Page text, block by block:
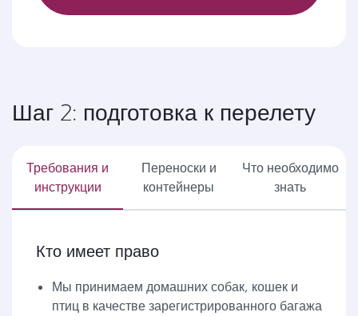
Шаг 2: подготовка к перелету
Требования и
инструкции
Переноски и
контейнеры
Что необходимо
знать
Кто имеет право
Мы принимаем домашних собак, кошек и
птиц в качестве зарегистрированного багажа